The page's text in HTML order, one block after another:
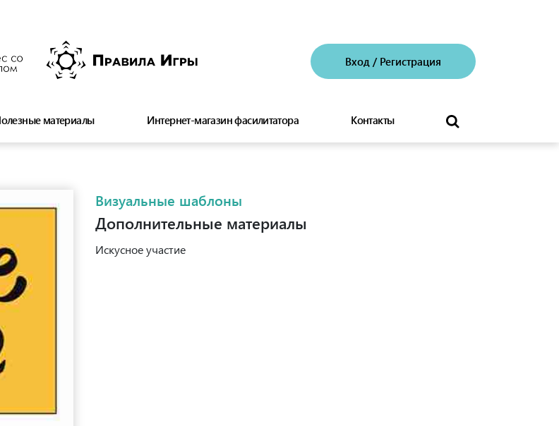
Вход / Регистрация
материалы Интернет-магазин фасилитатора Контакты
Визуальные шаблоны
Дополнительные материалы
Искусное участие